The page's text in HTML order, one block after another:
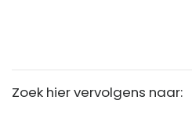
Zoek hier vervolgens naar: